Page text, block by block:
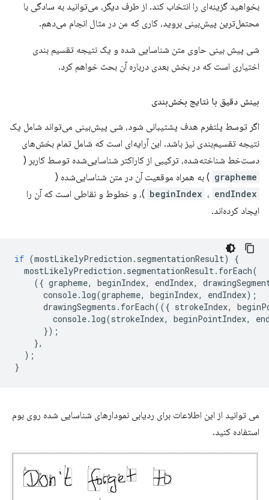
بخواهید گزینه‌ای را انتخاب کند. از طرف دیگر، می‌توانید به سادگی با
محتمل‌ترین پیش‌بینی بروید، کاری که من در مثال انجام می‌دهم.
شی پیش بینی حاوی متن شناسایی شده و یک نتیجه تقسیم بندی
اختیاری است که در بخش بعدی درباره آن بحث خواهم کرد.
بینش دقیق با نتایج بخش‌بندی
اگر توسط پلتفرم هدف پشتیبانی شود، شی پیش‌بینی می‌تواند شامل یک
نتیجه تقسیم‌بندی نیز باشد. این آرایه‌ای است که شامل تمام بخش‌های
دست‌خط شناخته‌شده، ترکیبی از کاراکتر شناسایی‌شده توسط کاربر (
grapheme ) به همراه موقعیت آن در متن شناسایی‌شده (
beginIndex ، endIndex
)، و خطوط و نقاطی است که آن را
ایجاد کرده‌اند.
if (mostLikelyPrediction . segmentationResult)
{
mostLikelyPrediction . segmentationResult. forEach(
({ grapheme, beginIndex, endIndex,
console. log(grapheme, beginIndex, endIndex);
drawingSegments . forEach(({ strokeIndex,
console. log(strokeIndex, beginPointIndex,
});
},
);
}
می توانید از این اطلاعات برای ردیابی نمودارهای شناسایی شده روی بوم
استفاده کنید.